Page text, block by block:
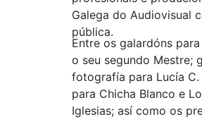
Galega do Audiovisual
pública.
Entre os galardóns
o seu segundo Mestre;
fotografía para Lucía
para Chicha Blanco e
Iglesias; así como os